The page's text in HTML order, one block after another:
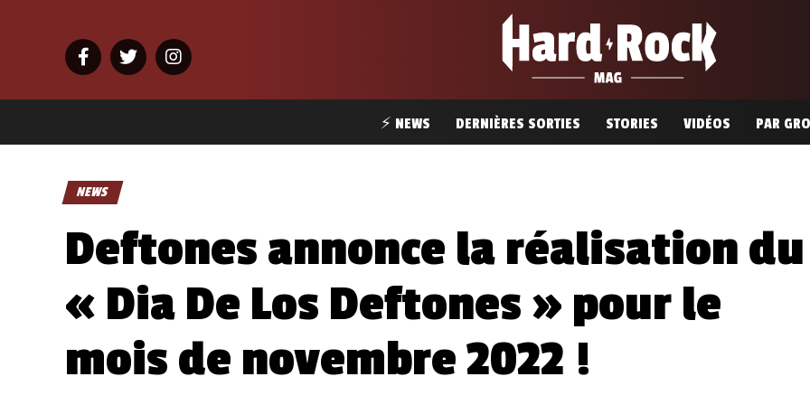
⚡ NEWS DERNIÈRES SORTIES STORIES VIDÉOS PAR
NEWS
Deftones annonce la réalisation du
« Dia De Los Deftones » pour le
mois de novembre 2022 !